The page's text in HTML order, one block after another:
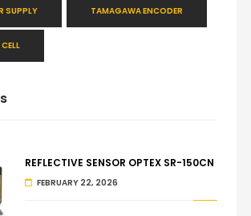
SUPPLY TAMAGAWA ENCODER
REFLECTIVE SENSOR OPTEX SR-150CN
FEBRUARY 22, 2026